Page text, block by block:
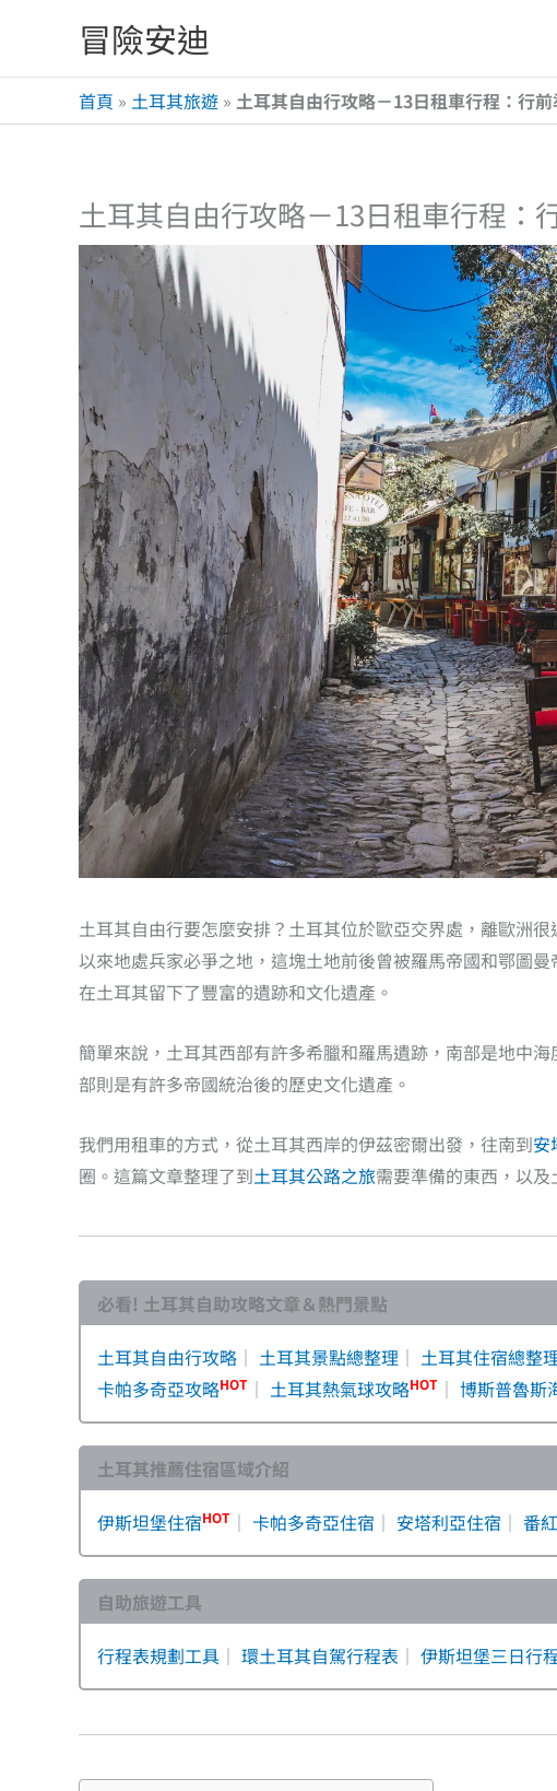
主
冒險安迪
首頁 » 土耳其旅遊 » 土耳其自由行攻略－13日租車行程：行
土耳其自由行攻略－13日租車行程：
土耳其自由行要怎麼安排？土耳其位於歐亞交界處，離歐洲
以來地處兵家必爭之地，這塊土地前後曾被羅馬帝國和鄂圖
在土耳其留下了豐富的遺跡和文化遺產。
簡單來說，土耳其西部有許多希臘和羅馬遺跡，南部是地中
部則是有許多帝國統治後的歷史文化遺產。
我們用租車的方式，從土耳其西岸的伊茲密爾出發，往南到安
圈。這篇文章整理了到土耳其公路之旅需要準備的東西，以及
必看! 土耳其自助攻略文章＆熱門景點
土耳其自由行攻略 ｜ 土耳其景點總整理 ｜ 土耳其住宿總整
卡帕多奇亞攻略HOT ｜ 土耳其熱氣球攻略HOT ｜ 博斯普魯斯
土耳其推薦住宿區域介紹
伊斯坦堡住宿HOT ｜ 卡帕多奇亞住宿 ｜ 安塔利亞住宿 ｜ 番
自助旅遊工具
行程表規劃工具 ｜ 環土耳其自駕行程表 ｜ 伊斯坦堡三日行